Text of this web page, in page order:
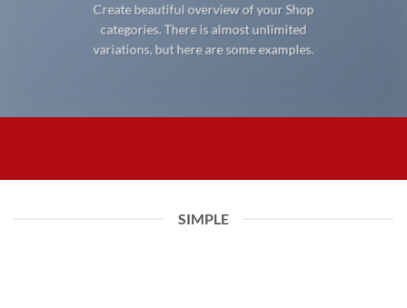
Create beautiful overview of your Shop
categories. There is almost unlimited
variations, but here are some examples.
SIMPLE